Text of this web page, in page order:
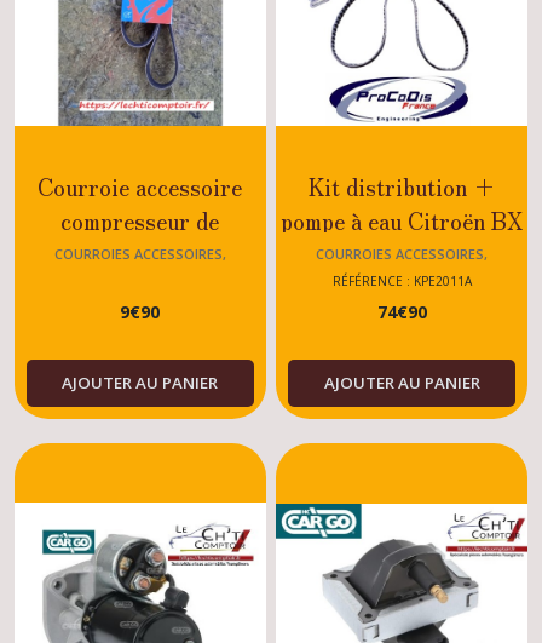
Courroie accessoire
compresseur de
climatisation Citroën
COURROIES ACCESSOIRES,
9€90
AJOUTER AU PANIER
Kit distribution +
pompe à eau Citroën BX
GTI - 1.6 - 1.9 <1992
COURROIES ACCESSOIRES,
DISTRIBUTIONS ,KITS DISTRIBUTIONS
BX ...
RÉFÉRENCE : KPE2011A
74€90
AJOUTER AU PANIER